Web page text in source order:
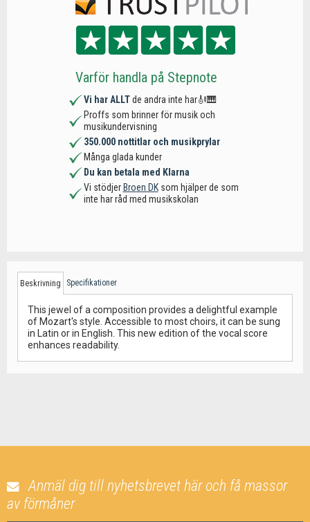
Varför handla på Stepnote
Vi har ALLTde andra inte har🎻🎹
Proffs som brinner för musik och
musikundervisning
350.000 nottitlar och musikprylar
Många glada kunder
Du kan betala med Klarna
Vi stödjer Broen DKsom hjälper de som
inte har råd med musikskolan
Beskrivning Specifikationer
This jewel of a composition provides a delightful example
of Mozart's style. Accessible to most choirs, it can be sung
in Latin or in English. This new edition of the vocal score
enhances readability.
Anmäl dig till nyhetsbrevet här och få massor
av förmåner